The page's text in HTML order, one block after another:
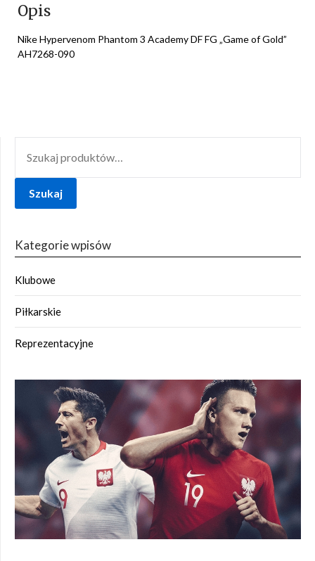
Opis
Nike Hypervenom Phantom 3 Academy DF FG „Game of Gold”
AH7268-090
Szukaj
Kategorie wpisów
Klubowe
Piłkarskie
Reprezentacyjne